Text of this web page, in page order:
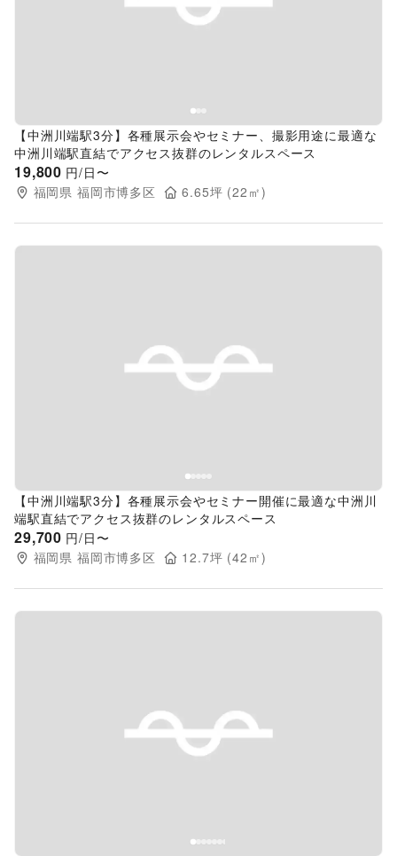
Previous slide
【中洲川端駅3分】各種展示会やセミナー、撮影用途に最適な
中洲川端駅直結でアクセス抜群のレンタルスペース
19,800 円/日〜
福岡県 福岡市博多区 6.65坪 (22 ㎡)
Previous slide
【中洲川端駅3分】各種展示会やセミナー開催に最適な中洲川
端駅直結でアクセス抜群のレンタルスペース
29,700 円/日〜
福岡県 福岡市博多区 12.7坪 (42 ㎡)
Previous slide